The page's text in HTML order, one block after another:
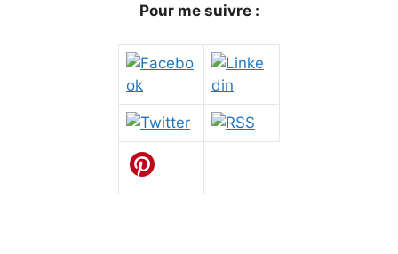
Pour me suivre :